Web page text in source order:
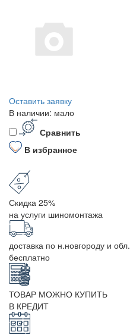
Оставить заявку
В наличии: мало
Сравнить
В избранное
Скидка 25%
на услуги шиномонтажа
доставка по н.новгороду и обл.
бесплатно
ТОВАР МОЖНО КУПИТЬ
В КРЕДИТ